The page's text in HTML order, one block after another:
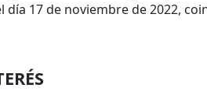
día 17 de noviembre de 2022,